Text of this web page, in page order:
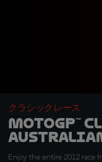
クラシックレース
MotoGP™
Australian
Enjoy the entire 2012 race